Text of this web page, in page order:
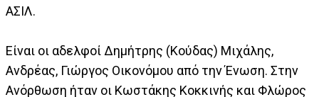
ΑΣΙΛ.
Είναι οι αδελφοί Δημήτρης (Κούδας) Μιχάλης,
Ανδρέας, Γιώργος Οικονόμου από την Ένωση. Στην
Ανόρθωση ήταν οι Κωστάκης Κοκκινής και Φλώρος